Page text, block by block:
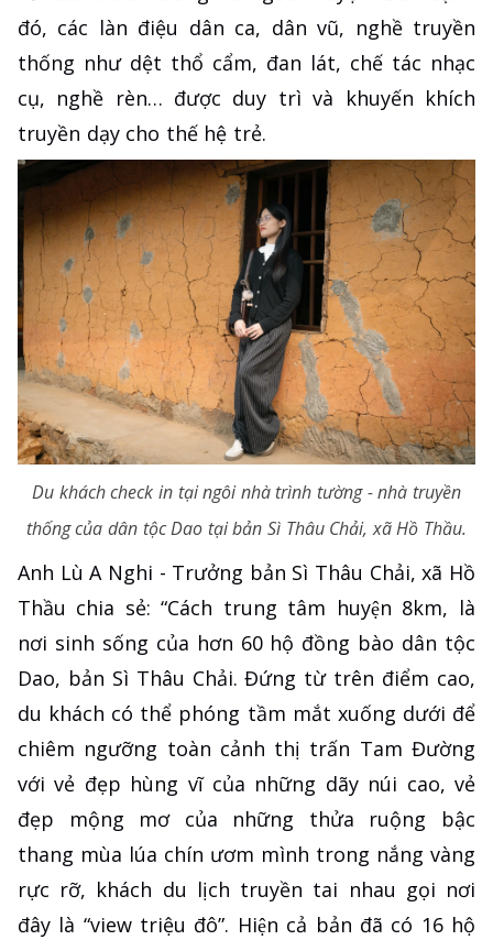
đó, các làn điệu dân ca, dân vũ, nghề truyền
thống như dệt thổ cẩm, đan lát, chế tác nhạc
cụ, nghề rèn… được duy trì và khuyến khích
truyền dạy cho thế hệ trẻ.
Du khách check in tại ngôi nhà trình tường - nhà truyền
thống của dân tộc Dao tại bản Sì Thâu Chải, xã Hồ Thầu.
Anh Lù A Nghi - Trưởng bản Sì Thâu Chải, xã Hồ
Thầu chia sẻ: “Cách trung tâm huyện 8km, là
nơi sinh sống của hơn 60 hộ đồng bào dân tộc
Dao, bản Sì Thâu Chải. Đứng từ trên điểm cao,
du khách có thể phóng tầm mắt xuống dưới để
chiêm ngưỡng toàn cảnh thị trấn Tam Đường
với vẻ đẹp hùng vĩ của những dãy núi cao, vẻ
đẹp mộng mơ của những thửa ruộng bậc
thang mùa lúa chín ươm mình trong nắng vàng
rực rỡ, khách du lịch truyền tai nhau gọi nơi
đây là “view triệu đô”. Hiện cả bản đã có 16 hộ